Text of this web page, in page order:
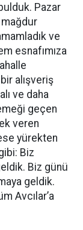
bulduk. Pazar
mağdur
ve
esnafımıza
alışveriş
ve daha
geçen
veren
yürekten
Biz
Biz günü
geldik.
Avcılar’a